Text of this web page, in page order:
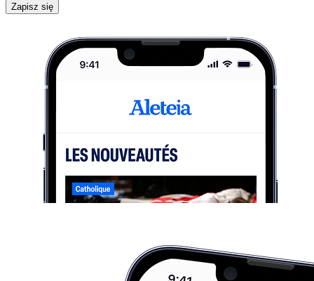
Zapisz się